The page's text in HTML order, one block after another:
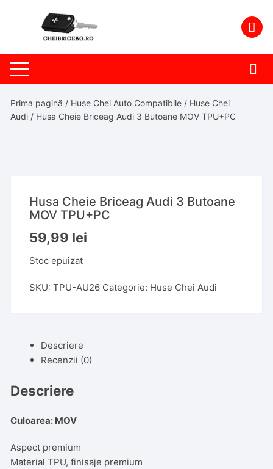
Prima pagină / Huse Chei Auto Compatibile / Huse Chei
Audi / Husa Cheie Briceag Audi 3 Butoane MOV TPU+PC
Husa Cheie Briceag Audi 3 Butoane
MOV TPU+PC
59,99 lei
Stoc epuizat
SKU:TPU-AU26 Categorie: Huse Chei Audi
Descriere
Recenzii (0)
Descriere
Culoarea: MOV
Aspect premium
Material TPU, finisaje premium